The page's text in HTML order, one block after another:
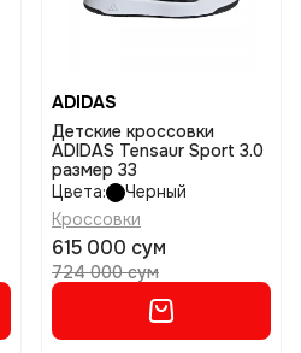
ADIDAS
Детские кроссовки
ADIDAS Tensaur Sport 3.0
размер 33
Цвета:
Черный
Кроссовки
615 000 сум
724 000 сум